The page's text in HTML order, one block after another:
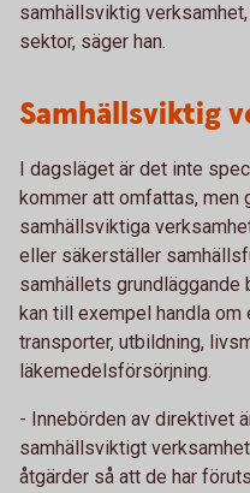
samhällsviktig
sektor, säger han.
Samhällsviktig
I dagsläget är det inte
kommer att omfattas, men
samhällsviktiga
eller säkerställer
samhällets grundläggande
kan till exempel handla
transporter, utbildning,
läkemedelsförsörjning.
- Innebörden av direktivet
samhällsviktigt
åtgärder så att de har